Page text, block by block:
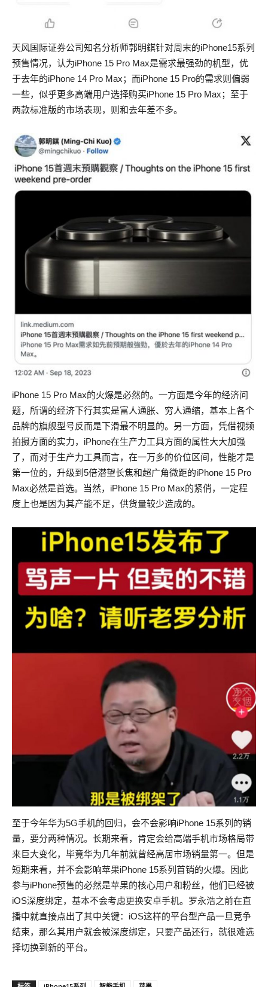
天风国际证券公司知名分析师郭明錤针对周末的iPhone15系列
预售情况，认为iPhone 15 Pro Max是需求最强劲的机型，优
于去年的iPhone 14 Pro Max；而iPhone 15 Pro的需求则偏弱
一些，似乎更多高端用户选择购买iPhone 15 Pro Max；至于
两款标准版的市场表现，则和去年差不多。
iPhone 15 Pro Max的火爆是必然的。一方面是今年的经济问
题，所谓的经济下行其实是富人通胀、穷人通缩，基本上各个
品牌的旗舰型号反而是下滑最不明显的。另一方面，凭借视频
拍摄方面的实力，iPhone在生产力工具方面的属性大大加强
了，而对于生产力工具而言，在一万多的价位区间，性能才是
第一位的，升级到5倍潜望长焦和超广角微距的iPhone 15 Pro
Max必然是首选。当然，iPhone 15 Pro Max的紧俏，一定程
度上也是因为其产能不足，供货量较少造成的。
至于今年华为5G手机的回归，会不会影响iPhone 15系列的销
量，要分两种情况。长期来看，肯定会给高端手机市场格局带
来巨大变化，毕竟华为几年前就曾经高居市场销量第一。但是
短期来看，并不会影响苹果iPhone 15系列首销的火爆。因此
参与iPhone预售的必然是苹果的核心用户和粉丝，他们已经被
iOS深度绑定，基本不会考虑更换安卓手机。罗永浩之前在直
播中就直接点出了其中关键：iOS这样的平台型产品一旦竞争
结束，那么其用户就会被深度绑定，只要产品还行，就很难选
择切换到新的平台。